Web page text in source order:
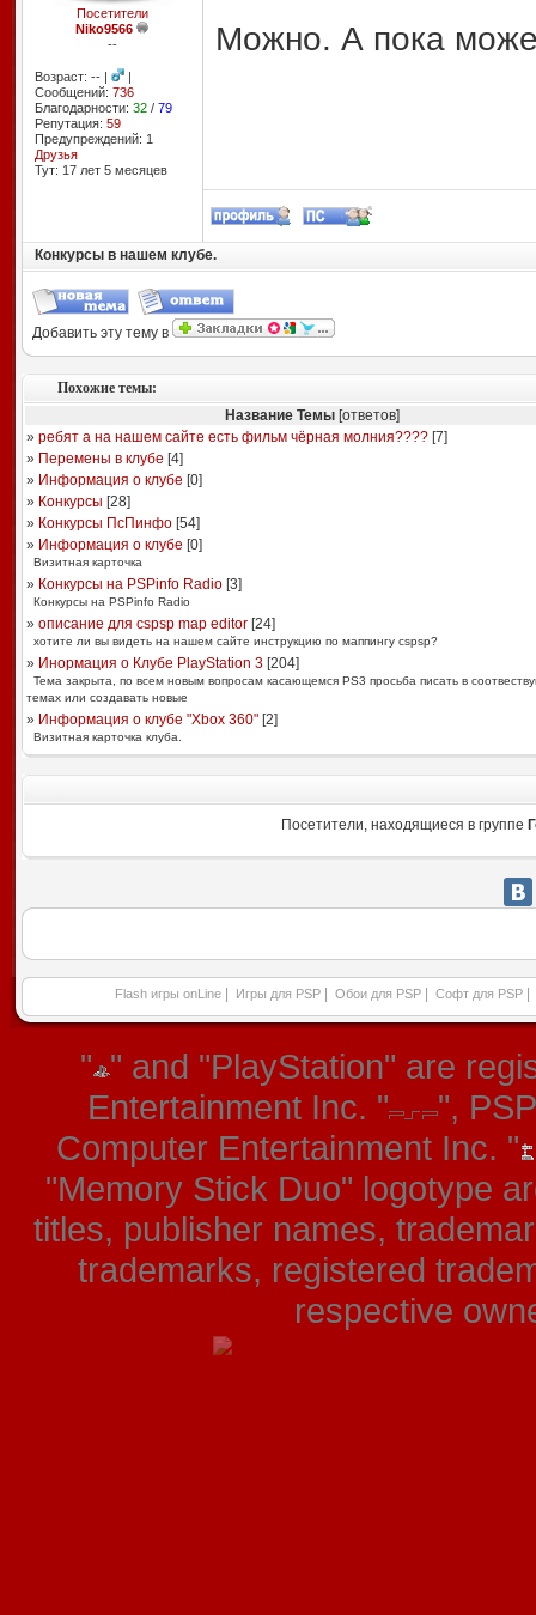
Посетители
Niko9566
--
Возраст: -- |
|
Сообщений: 736
Благодарности: 32/ 79
Репутация: 59
Предупреждений: 1
Друзья
Тут: 17 лет 5 месяцев
Можно. А пока
Конкурсы в нашем клубе.
Добавить эту тему в
Похожие темы:
Название Темы[ответов]
» ребят а на нашем сайте есть фильм чёрная молния????[7]
» Перемены в клубе [4]
» Информация о клубе [0]
» Конкурсы [28]
» Конкурсы ПсПинфо[54]
» Информация о клубе [0]
Визитная карточка
» Конкурсы на PSPinfo Radio[3]
Конкурсы на PSPinfo Radio
» описание для cspsp map editor[24]
хотите ли вы видеть на нашем сайте инструкцию по маппингу cspsp?
» Инормация о Клубе PlayStation 3[204]
Тема закрыта, по всем новым вопросам касающемся PS3 просьба писать в
темах или создавать новые
» Информация о клубе "Xbox 360"[2]
Визитная карточка клуба.
Посетители, находящиеся в группе
Flash игры onLine Игры для PSP Обои для PSP Софт для PSP
" " and "PlayStation" are
Entertainment Inc. "
",
Computer Entertainment Inc. "
"Memory Stick Duo" logotype
titles, publisher names,
trademarks, registered
respective